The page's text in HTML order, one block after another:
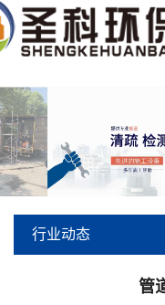
您好，欢迎来到上海圣科环
行业动态
管